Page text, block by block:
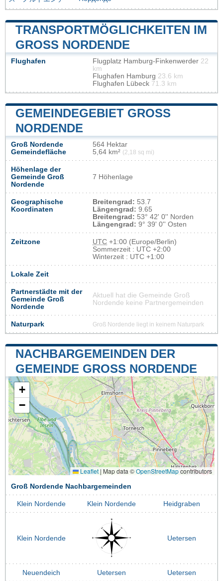
TRANSPORTMÖGLICHKEITEN IM
GROSS NORDENDE
Flughafen Flugplatz Hamburg-Finkenwerder 22
km
Flughafen Hamburg 23.6 km
Flughafen Lübeck 71.3 km
GEMEINDEGEBIET GROSS N
ORDENDE
Groß Nordende
Gemeindefläche
564 Hektar
5,64 km² (2,18 sq mi)
Höhenlage der
Gemeinde Groß
Nordende
7 Höhenlage
Geographische
Koordinaten
Breitengrad: 53.7
Längengrad: 9.65
Breitengrad: 53° 42' 0'' Norden
Längengrad: 9° 39' 0'' Osten
Zeitzone UTC +1:00 (Europe/Berlin)
Sommerzeit : UTC +2:00
Winterzeit : UTC +1:00
Lokale Zeit
Partnerstädte mit der
Gemeinde Groß
Nordende
Aktuell hat die Gemeinde Groß
Nordende keine Partnergemeinden
Naturpark Groß Nordende liegt in keinem Naturpark
NACHBARGEMEINDEN DER
GEMEINDE GROSS NORDENDE
+
−
Leaflet | Map data ©OpenStreetMapcontributors
Groß Nordende Nachbargemeinden
Klein Nordende Klein Nordende Heidgraben
Klein Nordende Uetersen
Neuendeich Uetersen Uetersen